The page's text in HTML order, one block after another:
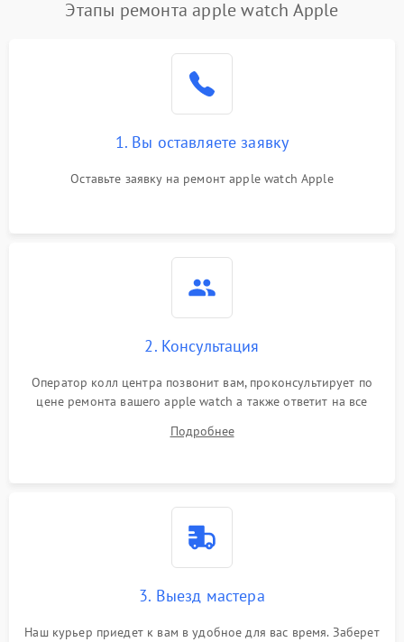
Этапы ремонта apple watch Apple
1. Вы оставляете заявку
Оставьте заявку на ремонт apple watch Apple
2. Консультация
Оператор колл центра позвонит вам, проконсультирует по
цене ремонта вашего apple watch а также ответит на все
Подробнее
3. Выезд мастера
Наш курьер приедет к вам в удобное для вас время. Заберет